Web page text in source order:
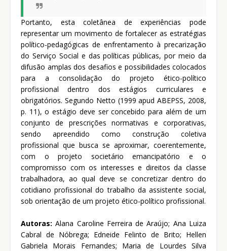
Portanto, esta coletânea de experiências pode
representar um movimento de fortalecer as estratégias
político-pedagógicas de enfrentamento à precarização
do Serviço Social e das políticas públicas, por meio da
difusão amplas dos desafios e possibilidades colocados
para a consolidação do projeto ético-político
profissional dentro dos estágios curriculares e
obrigatórios. Segundo Netto (1999 apud ABEPSS, 2008,
p. 11), o estágio deve ser concebido para além de um
conjunto de prescrições normativas e corporativas,
sendo apreendido como construção coletiva
profissional que busca se aproximar, coerentemente,
com o projeto societário emancipatório e o
compromisso com os interesses e direitos da classe
trabalhadora, ao qual deve se concretizar dentro do
cotidiano profissional do trabalho da assistente social,
sob orientação de um projeto ético-político profissional.
Autoras:Alana Caroline Ferreira de Araújo; Ana Luiza
Cabral de Nóbrega; Edneide Felinto de Brito; Hellen
Gabriela Morais Fernandes; Maria de Lourdes Silva